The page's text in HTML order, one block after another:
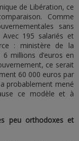
de Libération, ce
Comme
sans
195 salariés et
: ministère de la
millions d’euros en
ce serait
60 000 euros par
probablement mené
ce modèle et à
peu orthodoxes et